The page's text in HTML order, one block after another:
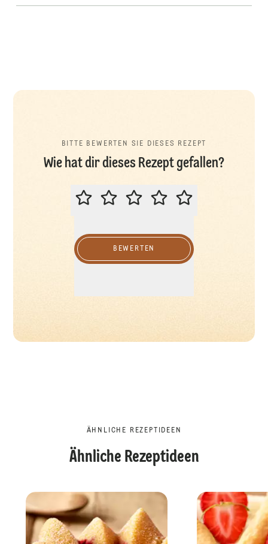
BITTE BEWERTEN SIE DIESES REZEPT
Wie hat dir dieses Rezept gefallen?
BITTE BEWERTEN SIE DIESES
BEWERTEN
ÄHNLICHE REZEPTIDEEN
Ähnliche Rezeptideen